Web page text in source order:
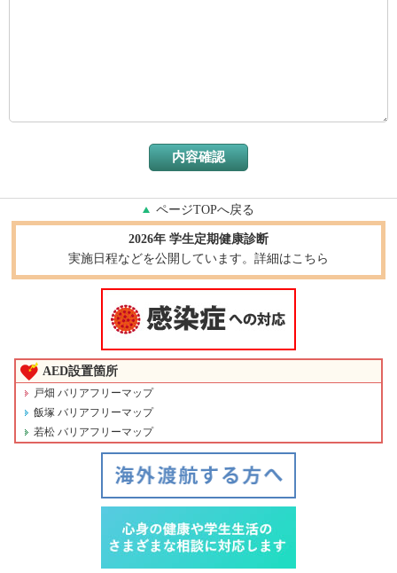
ページTOPへ戻る
2026年 学生定期健康診断
実施日程などを公開しています。詳細はこちら
AED設置箇所
戸畑 バリアフリーマップ
飯塚 バリアフリーマップ
若松 バリアフリーマップ